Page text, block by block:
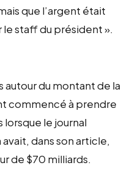
que l’argent était
staff du président ».
du montant de la
commencé à prendre
le journal
dans son article,
de $70 milliards.